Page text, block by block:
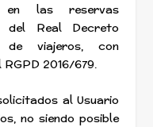
en las reservas
del Real Decreto
de viajeros, con
2016/679.
al Usuario
no siendo posible